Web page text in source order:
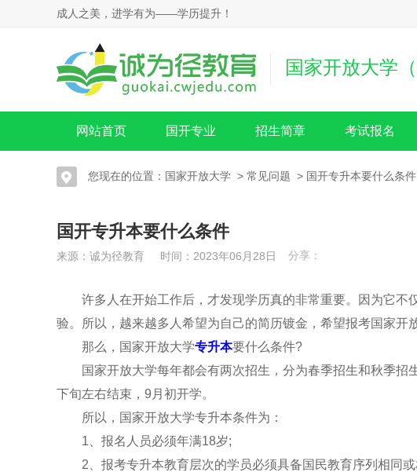
成人之美，进学有为——学历提升！
国家开放大学（
网站首页 国开专业 招生简章 考试报名
您现在的位置： 国家开放大学 > 常见问题 > 国开专升本要什么条件
国开专升本要什么条件
来源：诚为径教育 时间：2023年06月28日 分享：
许多人在开始工作后，才发现学历真的非常重要。因为它不
验。所以，越来越多人希望为自己的简历镀金，希望报考国家开
那么，国家开放大学专升本要什么条件?
国家开放大学每年都会有两次招生，分为春季招生和秋季招
下旬左右结束，9月初开学。
所以，国家开放大学专升本条件为：
1、报名人员必须年满18岁;
2、报考专升本教育层次的学员必须具备国民教育序列相同或